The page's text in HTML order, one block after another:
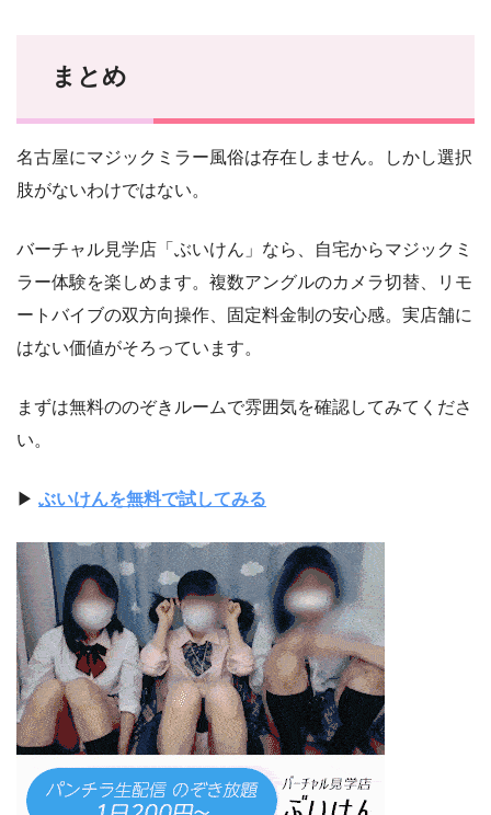
まとめ
名古屋にマジックミラー風俗は存在しません。しかし選択
肢がないわけではない。
バーチャル見学店「ぶいけん」なら、自宅からマジックミ
ラー体験を楽しめます。複数アングルのカメラ切替、リモ
ートバイブの双方向操作、固定料金制の安心感。実店舗に
はない価値がそろっています。
まずは無料ののぞきルームで雰囲気を確認してみてくださ
い。
▶ ぶいけんを無料で試してみる